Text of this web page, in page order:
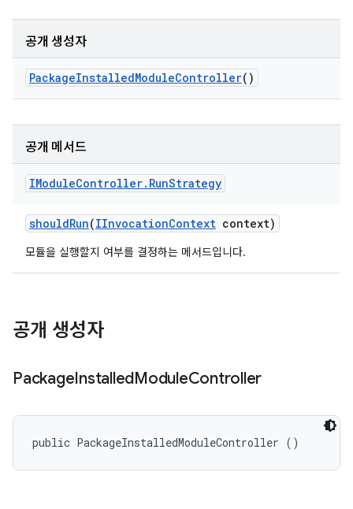
공개 생성자
PackageInstalledModuleController()
공개 메서드
IModuleController. RunStrategy
shouldRun(IInvocationContext context)
모듈을 실행할지 여부를 결정하는 메서드입니다.
공개 생성자
PackageInstalledModuleController
public PackageInstalledModuleController ()